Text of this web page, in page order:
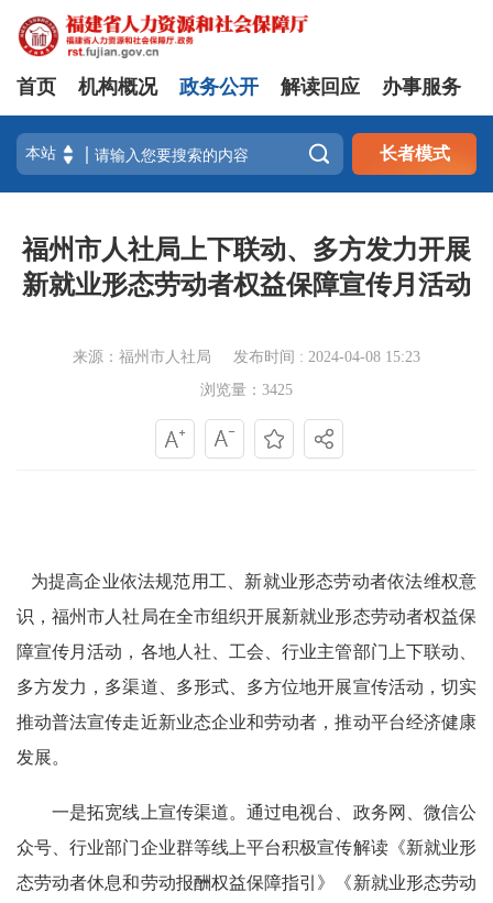
首页 机构概况 政务公开 解读回应 办事服务
 长者模式
福州市人社局上下联动、多方发力开展
新就业形态劳动者权益保障宣传月活动
来源：福州市人社局
发布时间 : 2024-04-08 15:23
浏览量：3425
为提高企业依法规范用工、新就业形态劳动者依法维权意
识，福州市人社局在全市组织开展新就业形态劳动者权益保
障宣传月活动， 各地人社、工会、行业主管部门 上下联动、
多方发力，多渠道、多形式、多方位地开展宣传活动， 切实
推动普法宣传走近新业态企业和劳动者，推动平台经济健康
发展。
一是拓宽线上宣传渠道。通过电视台、政务网、微信公
众号、行业部门企业群等线上平台积极宣传解读《新就业形
态劳动者休息和劳动报酬权益保障指引》《新就业形态劳动